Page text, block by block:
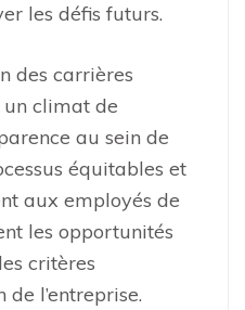
les défis futurs.
des carrières
climat de
au sein de
équitables et
aux employés de
les opportunités
critères
de l’entreprise.